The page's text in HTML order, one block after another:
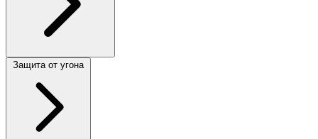
Защита от угона